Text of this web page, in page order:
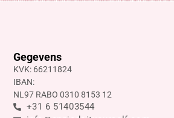
Gegevens
KVK: 66211824
IBAN:
NL97 RABO 0310 8153 12
+31 6 51403544